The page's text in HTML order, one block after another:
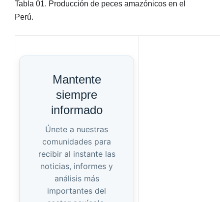
Tabla 01. Producción de peces amazónicos en el
Perú.
Mantente
siempre
informado
Únete a nuestras
comunidades para
recibir al instante las
noticias, informes y
análisis más
importantes del